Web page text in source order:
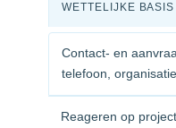
WETTELIJKE
Contact- en
telefoon,
Reageren op